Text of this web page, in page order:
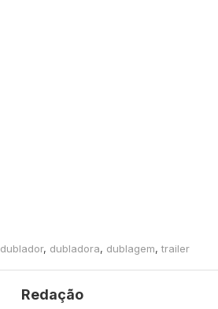
dublador, dubladora, dublagem,trailer
Redação